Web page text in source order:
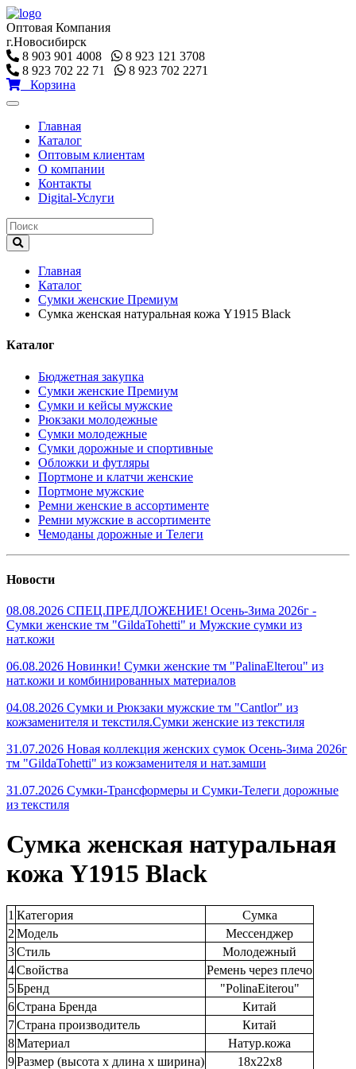
Оптовая Компания
г.Новосибирск
8 903 901 4008
8 923 121 3708
8 923 702 22 71
8 923 702 2271
Корзина
Toggle
navigationГлавная
Каталог
Оптовым клиентам
О компании
Контакты
Digital-Услуги
Главная
Каталог
Сумки женские Премиум
Сумка женская натуральная кожа Y1915 Black
Каталог
Бюджетная закупка
Сумки женские Премиум
Сумки и кейсы мужские
Рюкзаки молодежные
Сумки молодежные
Сумки дорожные и спортивные
Обложки и футляры
Портмоне и клатчи женские
Портмоне мужские
Ремни женские в ассортименте
Ремни мужские в ассортименте
Чемоданы дорожные и Телеги
Новости
08.08.2026 СПЕЦ.ПРЕДЛОЖЕНИЕ! Осень-Зима 2026г -
Сумки женские тм "GildaTohetti" и Мужские сумки из
нат.кожи
06.08.2026 Новинки! Сумки женские тм "PalinaElterou" из
нат.кожи и комбинированных материалов
04.08.2026 Сумки и Рюкзаки мужские тм "Cantlor" из
кожзаменителя и текстиля.Сумки женские из текстиля
31.07.2026 Новая коллекция женских сумок Осень-Зима 2026г
тм "GildaTohetti" из кожзаменителя и нат.замши
31.07.2026 Сумки-Трансформеры и Сумки-Телеги дорожные
из текстиля
Сумка женская натуральная
кожа Y1915 Black
1 Категория
Сумка
2 Модель
Мессенджер
3Стиль
Молодежный
4Свойства
Ремень через плечо
5Бренд
"PolinaEiterou"
6Страна Бренда
Китай
7Страна производитель
Китай
8Материал
Натур.кожа
9Размер (высота х длина х ширина) 18х22х8